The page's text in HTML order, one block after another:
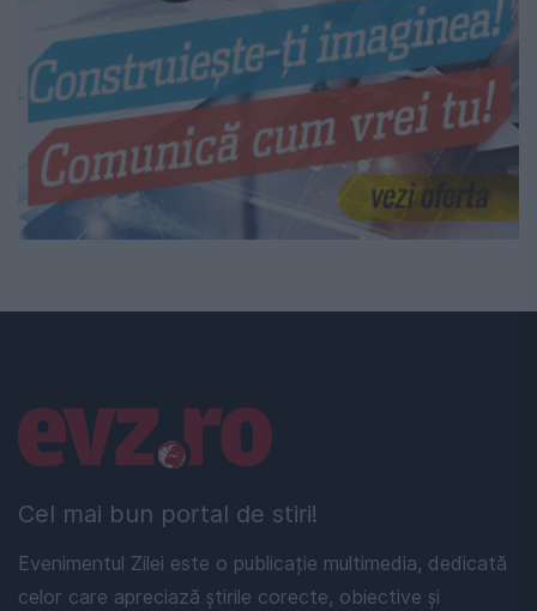
Cel mai bun portal de stiri!
Evenimentul Zilei este o publicație multimedia, dedicată
celor care apreciază știrile corecte, obiective și
Linkuri utile